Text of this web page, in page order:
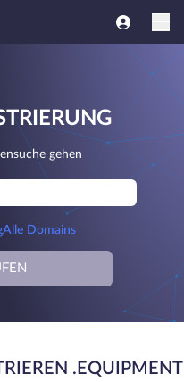
gehen
Alle Domains
.EQUIPMENT